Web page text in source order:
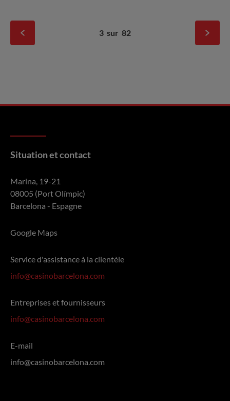
3 sur 82
Situation et contact
Marina, 19-21
08005 (Port Olímpic)
Barcelona - Espagne
Google Maps
Service d'assistance à la clientèle
info@casinobarcelona.com
Entreprises et fournisseurs
info@casinobarcelona.com
E-mail
info@casinobarcelona.com